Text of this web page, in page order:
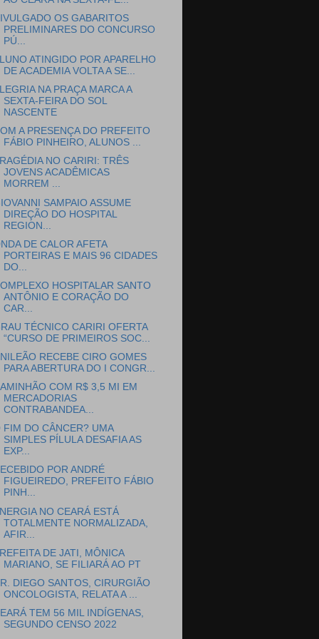
OS GABARITOS
PRELIMINARES DO CONCURSO
PÚ...
ATINGIDO POR APARELHO
DE ACADEMIA VOLTA A SE...
NA PRAÇA MARCA A
SEXTA-FEIRA DO SOL
NASCENTE
A PRESENÇA DO PREFEITO
FÁBIO PINHEIRO, ALUNOS ...
NO CARIRI: TRÊS
JOVENS ACADÊMICAS
MORREM ...
SAMPAIO ASSUME
DIREÇÃO DO HOSPITAL
REGION...
DE CALOR AFETA
PORTEIRAS E MAIS 96 CIDADES
DO...
HOSPITALAR SANTO
ANTÔNIO E CORAÇÃO DO
CAR...
TÉCNICO CARIRI OFERTA
“CURSO DE PRIMEIROS SOC...
RECEBE CIRO GOMES
PARA ABERTURA DO I CONGR...
COM R$ 3,5 MI EM
MERCADORIAS
CONTRABANDEA...
FIM DO CÂNCER? UMA
SIMPLES PÍLULA DESAFIA AS
EXP...
POR ANDRÉ
FIGUEIREDO, PREFEITO FÁBIO
PINH...
NO CEARÁ ESTÁ
TOTALMENTE NORMALIZADA,
AFIR...
DE JATI, MÔNICA
MARIANO, SE FILIARÁ AO PT
DIEGO SANTOS, CIRURGIÃO
ONCOLOGISTA, RELATA A ...
TEM 56 MIL INDÍGENAS,
SEGUNDO CENSO 2022